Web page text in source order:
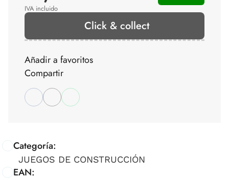
Categoría:
JUEGOS DE CONSTRUCCIÓN
EAN:
IVA incluido
Click & collect
Añadir a favoritos
Compartir